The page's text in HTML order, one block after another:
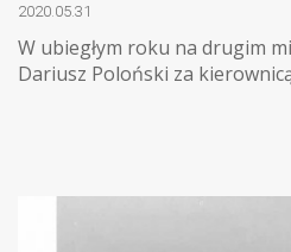
2020.05.31
W ubiegłym roku na drugim
Dariusz Poloński za